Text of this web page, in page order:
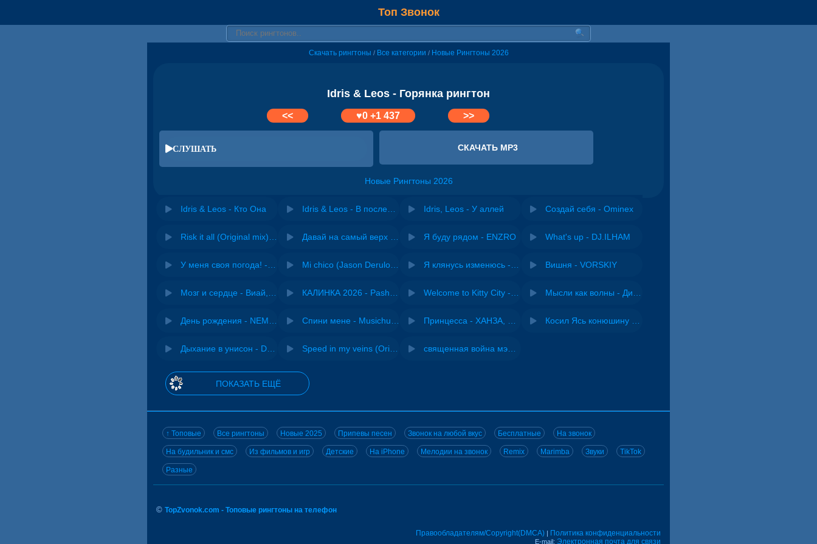
Топ Звонок
Скачать рингтоны / Все категории / Новые Рингтоны 2026
Idris & Leos - Горянка рингтон
<< ♥0 +1 437 >>
СЛУШАТЬ СКАЧАТЬ MP3
Новые Рингтоны 2026
Idris & Leos - Кто Она Idris, Leos - У аллей Создай себя - Ominex
Я буду рядом - ENZRO What's up - DJ.ILHAM
Вишня - VORSKIY
ПОКАЗАТЬ ЕЩЁ
↑ Топовые Все рингтоны Новые 2025 Припевы песен Звонок на любой вкус Бесплатные На звонок
На будильник и смс Из фильмов и игр Детские На iPhone Мелодии на звонок Remix Marimba Звуки TikTok
Разные
© TopZvonok.com - Топовые рингтоны на телефон
Правообладателям/Copyright(DMCA) | Политика конфиденциальности
E-mail: Электронная почта для связи